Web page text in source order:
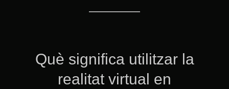
Què significa utilitzar la
realitat virtual en